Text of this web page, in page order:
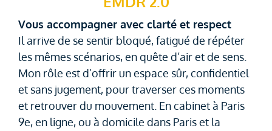
Contactez-moi
Politique de cookies
Vous accompagner avec clarté et respect
Il arrive de se sentir bloqué, fatigué de répéter
les mêmes scénarios, en quête d’air et de sens.
Mon rôle est d’offrir un espace sûr, confidentiel
et sans jugement, pour traverser ces moments
et retrouver du mouvement. En cabinet à Paris
9e, en ligne, ou à domicile dans Paris et la